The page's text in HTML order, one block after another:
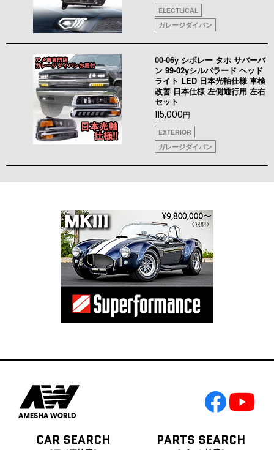
ELECTLICAL
ガレージダイバン
00-06y シボレー タホ サバーバ
ン 99-02yシルバラード ヘッド
ライト LED 日本光軸仕様 車検
改善 日本仕様 左側通行用 左右
セット
115,000円
EXTERIOR
ガレージダイバン
CAR SEARCH PARTS SEARCH